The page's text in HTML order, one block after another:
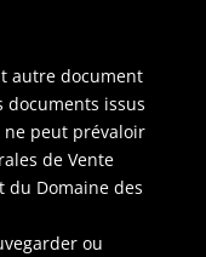
autre document
issus
ne peut prévaloir
de Vente
du Domaine des
ou